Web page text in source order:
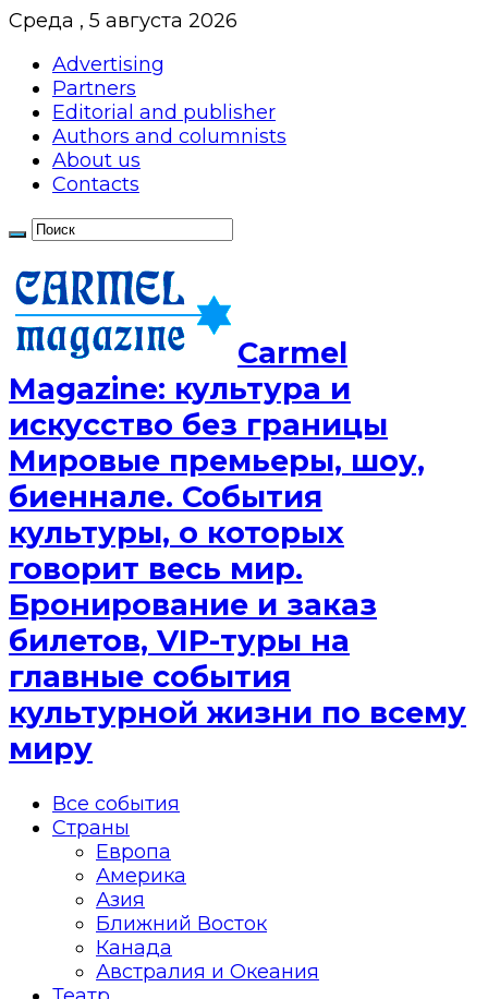
Среда , 5 августа 2026
Advertising
Partners
Editorial and publisher
Authors and columnists
About us
Contacts
Сarmel
Magazine: культура и
искусство без границы
Мировые премьеры, шоу,
биеннале. События
культуры, о которых
говорит весь мир.
Бронирование и заказ
билетов, VIP-туры на
главные события
культурной жизни по всему
миру
Все события
Страны
Европа
Америка
Азия
Ближний Восток
Канада
Австралия и Океания